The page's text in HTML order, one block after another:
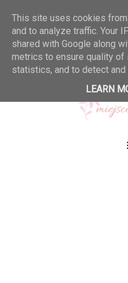
This site uses cookies
and to analyze traffic. Your
shared with Google along
metrics to ensure quality of
statistics, and to detect
LEARN